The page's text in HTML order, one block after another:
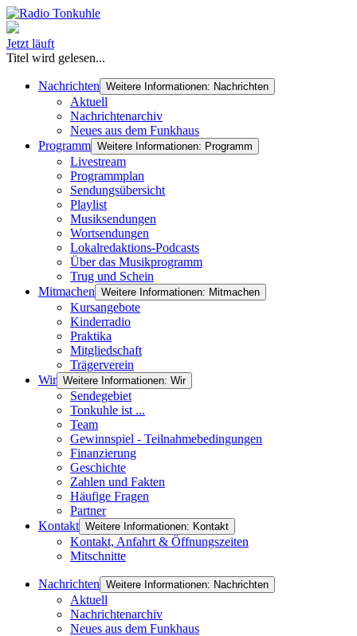
Jetzt läuft
Titel wird gelesen...
Nachrichten Weitere Informationen: Nachrichten
Aktuell
Nachrichtenarchiv
Neues aus dem Funkhaus
Programm Weitere Informationen: Programm
Livestream
Programmplan
Sendungsübersicht
Playlist
Musiksendungen
Wortsendungen
Lokalredaktions-Podcasts
Über das Musikprogramm
Trug und Schein
Mitmachen Weitere Informationen: Mitmachen
Kursangebote
Kinderradio
Praktika
Mitgliedschaft
Trägerverein
Wir Weitere Informationen: Wir
Sendegebiet
Tonkuhle ist ...
Team
Gewinnspiel - Teilnahmebedingungen
Finanzierung
Geschichte
Zahlen und Fakten
Häufige Fragen
Partner
Kontakt Weitere Informationen: Kontakt
Kontakt, Anfahrt & Öffnungszeiten
Mitschnitte
Nachrichten Weitere Informationen: Nachrichten
Aktuell
Nachrichtenarchiv
Neues aus dem Funkhaus